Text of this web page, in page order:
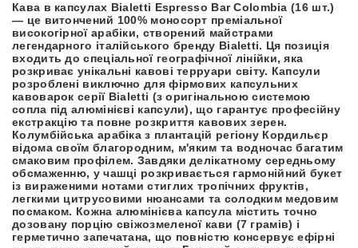
Кава в капсулах Bialetti Espresso Bar Colombia (16 шт.)
— це витончений 100% моносорт преміальної
високогірної арабіки, створений майстрами
легендарного італійського бренду Bialetti. Ця позиція
входить до спеціальної географічної лінійки, яка
розкриває унікальні кавові терруари світу. Капсули
розроблені виключно для фірмових капсульних
кавоварок серії Bialetti (з оригінальною системою
сопла під алюмінієві капсули), що гарантує професійну
екстракцію та повне розкриття кавових зерен.
Колумбійська арабіка з плантацій регіону Кордильєр
відома своїм благородним, м'яким та водночас багатим
смаковим профілем. Завдяки делікатному середньому
обсмаженню, у чашці розкривається гармонійний букет
із вираженими нотами стиглих тропічних фруктів,
легкими цитрусовими нюансами та солодким медовим
посмаком. Кожна алюмінієва капсула містить точно
дозовану порцію свіжозмеленої кави (7 грамів) і
герметично запечатана, що повністю консервує ефірні